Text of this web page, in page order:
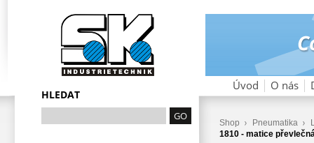
Úvod O nás
HLEDAT
Shop Pneumatika
1810 - matice